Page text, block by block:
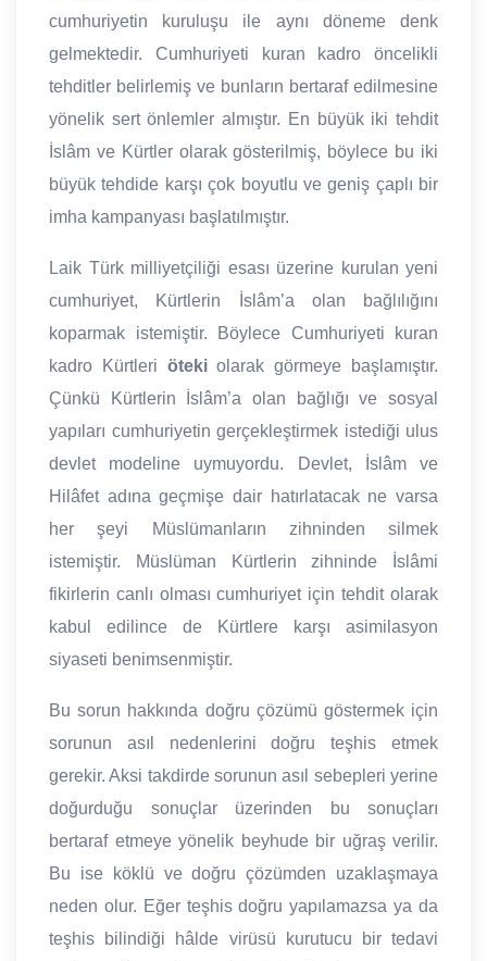
cumhuriyetin kuruluşu ile aynı döneme denk
gelmektedir. Cumhuriyeti kuran kadro öncelikli
tehditler belirlemiş ve bunların bertaraf edilmesine
yönelik sert önlemler almıştır. En büyük iki tehdit
İslâm ve Kürtler olarak gösterilmiş, böylece bu iki
büyük tehdide karşı çok boyutlu ve geniş çaplı bir
imha kampanyası başlatılmıştır.
Laik Türk milliyetçiliği esası üzerine kurulan yeni
cumhuriyet, Kürtlerin İslâm’a olan bağlılığını
koparmak istemiştir. Böylece Cumhuriyeti kuran
kadro Kürtleri ötekiolarak görmeye başlamıştır.
Çünkü Kürtlerin İslâm’a olan bağlığı ve sosyal
yapıları cumhuriyetin gerçekleştirmek istediği ulus
devlet modeline uymuyordu. Devlet, İslâm ve
Hilâfet adına geçmişe dair hatırlatacak ne varsa
her şeyi Müslümanların zihninden silmek
istemiştir. Müslüman Kürtlerin zihninde İslâmi
fikirlerin canlı olması cumhuriyet için tehdit olarak
kabul edilince de Kürtlere karşı asimilasyon
siyaseti benimsenmiştir.
Bu sorun hakkında doğru çözümü göstermek için
sorunun asıl nedenlerini doğru teşhis etmek
gerekir. Aksi takdirde sorunun asıl sebepleri yerine
doğurduğu sonuçlar üzerinden bu sonuçları
bertaraf etmeye yönelik beyhude bir uğraş verilir.
Bu ise köklü ve doğru çözümden uzaklaşmaya
neden olur. Eğer teşhis doğru yapılamazsa ya da
teşhis bilindiği hâlde virüsü kurutucu bir tedavi